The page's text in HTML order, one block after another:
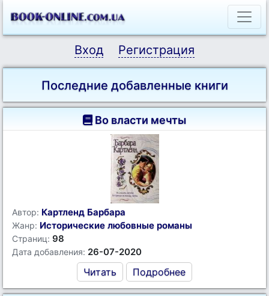
Вход Регистрация
Последние добавленные книги
Во власти мечты
Автор: Картленд Барбара
Жанр: Исторические любовные романы
Страниц: 98
Дата добавления: 26-07-2020
Читать Подробнее